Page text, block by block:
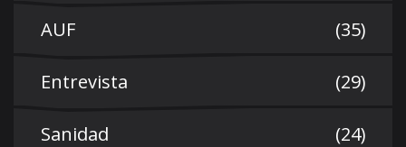
AUF (35)
Entrevista (29)
Sanidad (24)